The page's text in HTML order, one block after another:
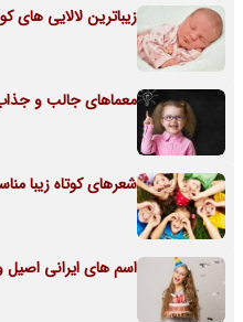
زیباترین لالایی های
معماهای جالب و
شعرهای کوتاه زیبا مناسب
اسم های ایرانی اصیل